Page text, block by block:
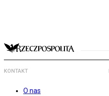
KONTAKT
O nas